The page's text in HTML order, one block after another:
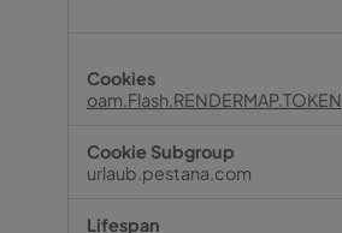
oam.Flash.RENDERMAP.TOKEN
urlaub.pestana.com